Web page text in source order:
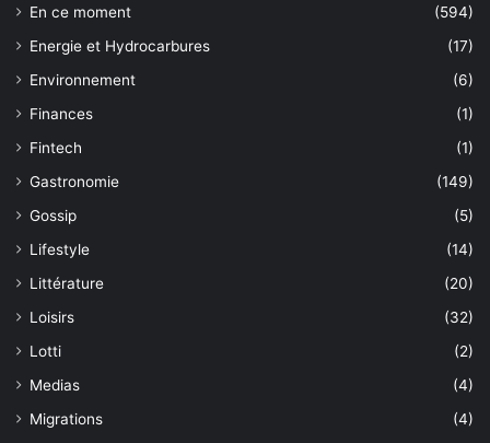
En ce moment
(594)
Energie et Hydrocarbures
(17)
Environnement
(6)
Finances
(1)
Fintech
(1)
Gastronomie
(149)
Gossip
(5)
Lifestyle
(14)
Littérature
(20)
Loisirs
(32)
Lotti
(2)
Medias
(4)
Migrations
(4)